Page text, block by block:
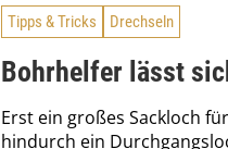
Tipps & Tricks Drechseln
Bohrhelfer lässt
Erst ein großes Sackloch
hindurch ein